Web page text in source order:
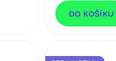
DO KOŠÍKU